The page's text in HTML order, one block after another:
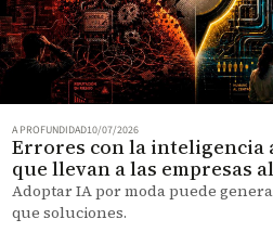
A PROFUNDIDAD10/07/2026
Errores con la
que llevan a las empresas
Adoptar IA por moda puede
que soluciones.